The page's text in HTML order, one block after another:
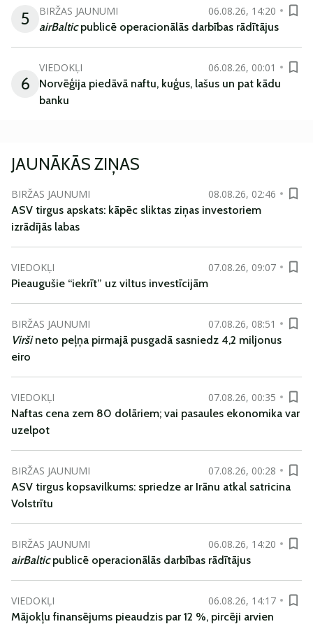
5 BIRŽAS JAUNUMI
06.08.26, 14:20
airBalticpublicē operacionālās darbības rādītājus
6
VIEDOKĻI
06.08.26, 00:01
Norvēģija piedāvā naftu, kuģus, lašus un pat kādu
banku
JAUNĀKĀS ZIŅAS
BIRŽAS JAUNUMI
08.08.26, 02:46
ASV tirgus apskats: kāpēc sliktas ziņas investoriem
izrādījās labas
VIEDOKĻI
07.08.26, 09:07
Pieaugušie “iekrīt” uz viltus investīcijām
BIRŽAS JAUNUMI
07.08.26, 08:51
Viršineto peļņa pirmajā pusgadā sasniedz 4,2 miljonus
eiro
VIEDOKĻI
07.08.26, 00:35
Naftas cena zem 80 dolāriem; vai pasaules ekonomika var
uzelpot
BIRŽAS JAUNUMI
07.08.26, 00:28
ASV tirgus kopsavilkums: spriedze ar Irānu atkal satricina
Volstrītu
BIRŽAS JAUNUMI
06.08.26, 14:20
airBalticpublicē operacionālās darbības rādītājus
VIEDOKĻI
06.08.26, 14:17
Mājokļu finansējums pieaudzis par 12 %, pircēji arvien